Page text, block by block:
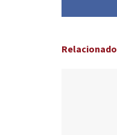
Relacionado